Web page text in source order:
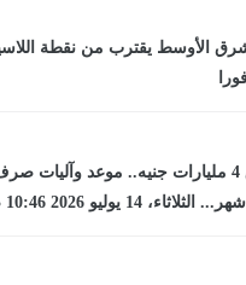
الأوسط يقترب من نقطة
بميزانية تفوق 4 مليارات جنيه.. موعد
14 يوليو 2026 10:46 صـ